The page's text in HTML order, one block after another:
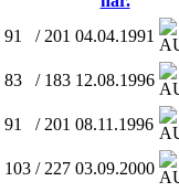
91 / 201 04.04.1991
83 / 183 12.08.1996
91 / 201 08.11.1996
103 / 227 03.09.2000